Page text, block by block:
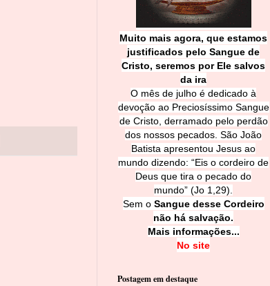
Muito mais agora, que estamos
justificados pelo Sangue de
Cristo, seremos por Ele salvos
da ira
O mês de julho é dedicado à
devoção ao Preciosíssimo Sangue
de Cristo, derramado pelo perdão
dos nossos pecados. São João
Batista apresentou Jesus ao
mundo dizendo: “Eis o cordeiro de
Deus que tira o pecado do
mundo” (Jo 1,29).
Sem o Sangue desse Cordeiro
não há salvação.
Mais informações...
No site
Postagem em destaque